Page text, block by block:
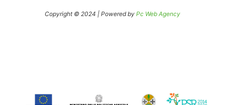
Copyright © 2024 | Powered by Pc Web Agency